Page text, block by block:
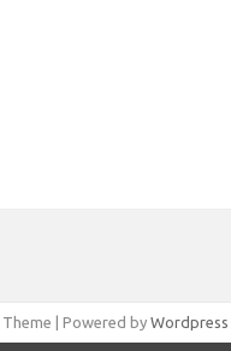
Theme | Powered by Wordpress